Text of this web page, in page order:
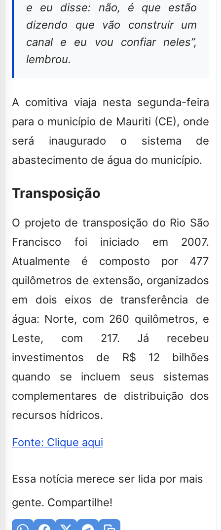
e eu disse: não, é que estão
dizendo que vão construir um
canal e eu vou confiar neles”,
lembrou.
A comitiva viaja nesta segunda-feira
para o município de Mauriti (CE), onde
será inaugurado o sistema de
abastecimento de água do município.
Transposição
O projeto de transposição do Rio São
Francisco foi iniciado em 2007.
Atualmente é composto por 477
quilômetros de extensão, organizados
em dois eixos de transferência de
água: Norte, com 260 quilômetros, e
Leste, com 217. Já recebeu
investimentos de R$ 12 bilhões
quando se incluem seus sistemas
complementares de distribuição dos
recursos hídricos.
Fonte: Clique aqui
Essa notícia merece ser lida por mais
gente. Compartilhe!